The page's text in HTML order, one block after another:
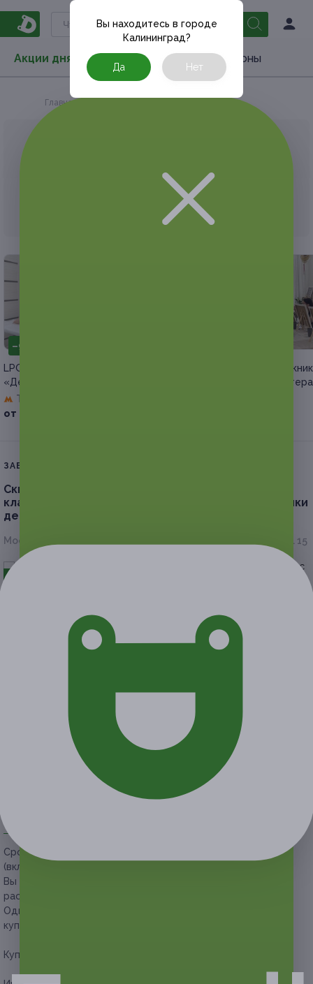
Акции дня Товары Туризм РестоКупоны
Вы находитесь в городе
Калининград?
Да Нет
Главная
Но у Frendi есть предложения, которые
–90%
LPG-массаж в студии красоты
«Дентал Бьюти Бутик»
Третьяковская
от 990 руб.
Мастер-класс, арт-
арт-свидание от
ЗАВЕРШЁННАЯ АКЦИЯ
Скидка до 69%.
класс по росписи подноса от Жостовской фабрики
декоративной росписи
Московская обл., г. о. Мытищи, д. Жостово, ул. Дивная, стр. 15
от 1 500 руб.
Экономия от 1 005 руб.
Начало действия
29 июня 2021 г.
Срок действия купонов:
(включительно).
Вы можете предъявить купон в электронном или
распечатанном виде.
Один человек может купить неограниченное количество
купонов для себя или в подарок.
Купон действует на следующие виды услуг: